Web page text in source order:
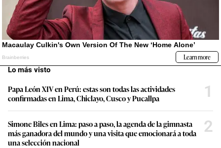
Lo más visto
Papa León XIV en Perú: estas son todas las actividades
confirmadas en Lima, Chiclayo, Cusco y Pucallpa
1
Simone Biles en Lima: paso a paso, la agenda de la gimnasta
más ganadora del mundo y una visita que emocionará a toda
una selección nacional
2